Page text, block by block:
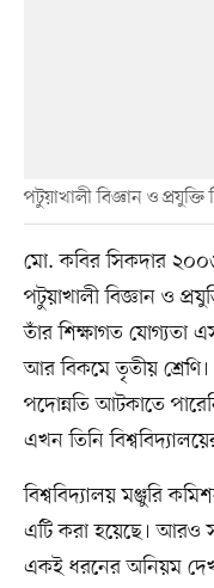
পটুয়াখালী বিজ্ঞান ও প্রযুক্তি
মো. কবির সিকদার
পটুয়াখালী বিজ্ঞান ও
তাঁর শিক্ষাগত যোগ্যতা
আর বিকমে তৃতীয় শ্রেণি।
পদোন্নতি আটকাতে
এখন তিনি
বিশ্ববিদ্যালয় মঞ্জুরি
এটি করা হয়েছে। আরও
একই ধরনের অনিয়ম